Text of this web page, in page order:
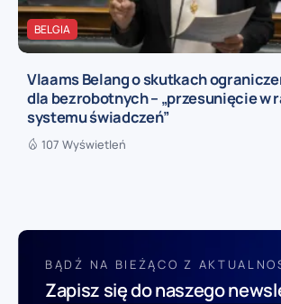
BELGIA
Vlaams Belang o skutkach
dla bezrobotnych – „przesunięcie w
systemu świadczeń”
107 Wyświetleń
BĄDŹ NA BIEŻĄCO Z
Zapisz się do naszego